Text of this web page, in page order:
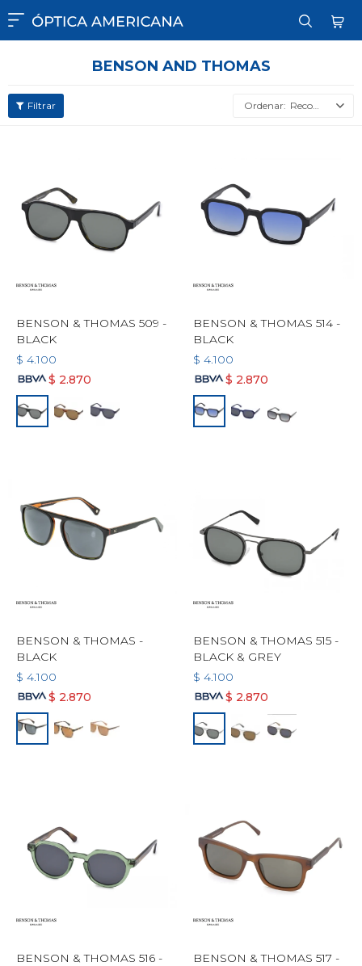

BENSON AND THOMAS
Recomendados
BENSON & THOMAS 509 -
BLACK
$ 4.100
$ 2.870
BENSON & THOMAS 514 -
BLACK
$ 4.100
$ 2.870
BENSON & THOMAS -
BLACK
$ 4.100
$ 2.870
BENSON & THOMAS 515 -
BLACK & GREY
$ 4.100
$ 2.870
BENSON & THOMAS 516 -
BENSON & THOMAS 517 -